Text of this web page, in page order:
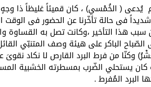
( الخُمْسي) ، كان قميئاً غليظاً ذا وجهٍ
شديداً فى حالة تأخّرنا عن الحضور فى
سبب هذا التأخير ،وكانت تصل به
الصّباح الباكر على هيئة وصف المتنبّي
وكنّا من فرط البرد القارص لا نكاد
كان يستحلي الضّرب بمسطرته الخشبية
البرد المُفرط .